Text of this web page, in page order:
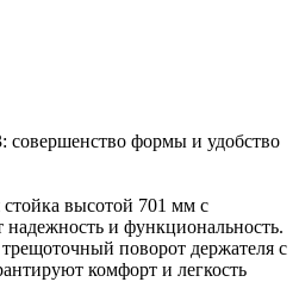
совершенство формы и удобство
высотой 701 мм с
и функциональность.
поворот держателя с
комфорт и легкость